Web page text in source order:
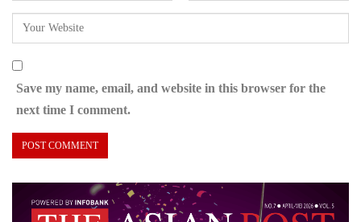
Save my name, email, and website in this browser for the
next time I comment.